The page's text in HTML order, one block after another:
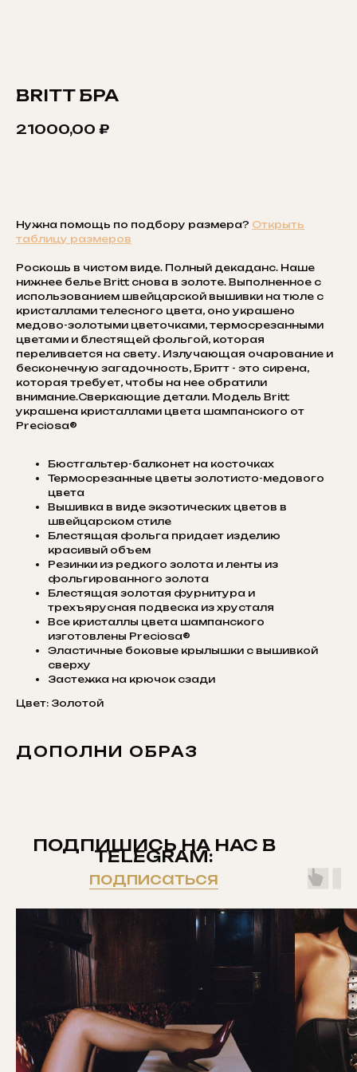
BRITT БРА
21000,00 ₽
Нужна помощь по подбору размера? Открыть
таблицу размеров
Роскошь в чистом виде. Полный декаданс. Наше
нижнее белье Britt снова в золоте. Выполненное с
использованием швейцарской вышивки на тюле с
кристаллами телесного цвета, оно украшено
медово-золотыми цветочками, термосрезанными
цветами и блестящей фольгой, которая
переливается на свету. Излучающая очарование и
бесконечную загадочность, Бритт - это сирена,
которая требует, чтобы на нее обратили
внимание.Сверкающие детали. Модель Britt
украшена кристаллами цвета шампанского от
Preciosa®
Бюстгальтер-балконет на косточках
Термосрезанные цветы золотисто-медового
цвета
Вышивка в виде экзотических цветов в
швейцарском стиле
Блестящая фольга придает изделию
красивый объем
Резинки из редкого золота и ленты из
фольгированного золота
Блестящая золотая фурнитура и
трехъярусная подвеска из хрусталя
Все кристаллы цвета шампанского
изготовлены Preciosa®
Эластичные боковые крылышки с вышивкой
сверху
Застежка на крючок сзади
Цвет: Золотой
ДОПОЛНИ ОБРАЗ
ПОДПИШИСЬ НА НАС В
TELEGRAM:
подписаться